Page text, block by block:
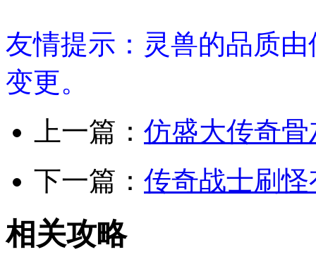
友情提示：灵兽的品质
变更。
上一篇： 仿盛大传奇
下一篇： 传奇战士刷
相关攻略